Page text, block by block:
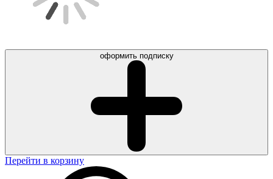
оформить подписку
Перейти в корзину